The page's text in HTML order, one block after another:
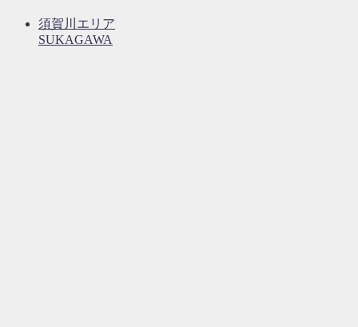
須賀川エリア
SUKAGAWA